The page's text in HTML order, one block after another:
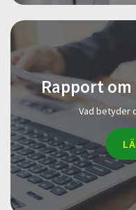
Rapport
Vad betyder